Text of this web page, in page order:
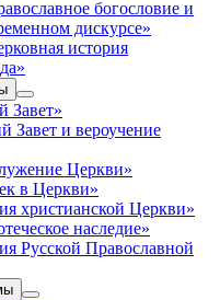
богословие и
дискурсе»
история
Завет»
Завет и вероучение
Церкви»
в Церкви»
христианской Церкви»
наследие»
Русской Православной